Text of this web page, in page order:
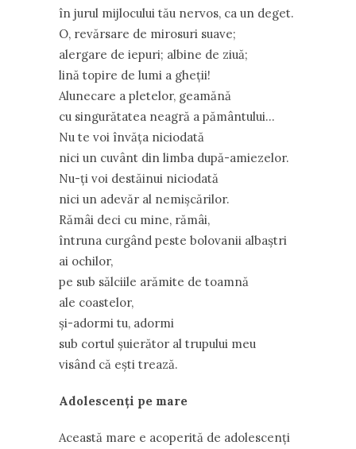
în jurul mijlocului tău nervos, ca un deget.
O, revărsare de mirosuri suave;
alergare de iepuri; albine de ziuă;
lină topire de lumi a gheţii!
Alunecare a pletelor, geamănă
cu singurătatea neagră a pământului…
Nu te voi învăţa niciodată
nici un cuvânt din limba după-amiezelor.
Nu-ţi voi destăinui niciodată
nici un adevăr al nemişcărilor.
Rămâi deci cu mine, rămâi,
întruna curgând peste bolovanii albaştri
ai ochilor,
pe sub sălciile arămite de toamnă
ale coastelor,
şi-adormi tu, adormi
sub cortul şuierător al trupului meu
visând că eşti trează.
Adolescenți pe mare
Această mare e acoperită de adolescenți